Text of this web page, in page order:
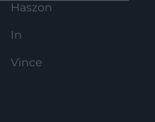
ilyen
Haszon
In
Vince